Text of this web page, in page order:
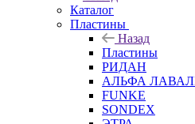
Каталог
Пластины
Назад
Пластины
РИДАН
АЛЬФА
FUNKE
SONDEX